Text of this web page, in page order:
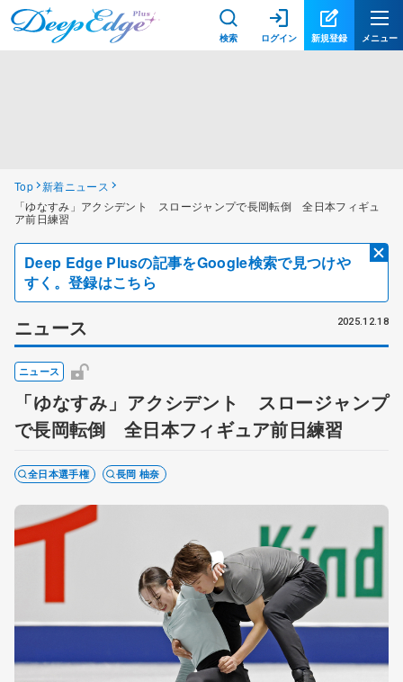
検索 ログイン 新規登録 メニュー
Top 新着ニュース
「ゆなすみ」アクシデント スロージャンプで長岡転倒 全日本フィギュ
ア前日練習
Deep Edge Plusの記事をGoogle検索で見つけや
すく。登録はこちら
ニュース 2025.12.18
ニュース
「ゆなすみ」アクシデント スロージャンプ
で長岡転倒 全日本フィギュア前日練習
全日本選手権 長岡 柚奈